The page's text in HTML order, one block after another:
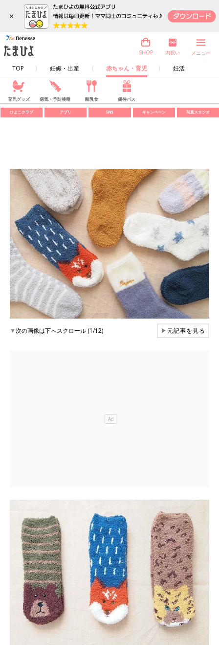
×
TOP 妊娠・出産 赤ちゃん・育児 妊活
SHOP 内祝い メニュー
育児グッズ 病気・予防接種 離乳食 優待パス
ひよこクラブ アプリ SNS キャンペーン 写真スタジオ
▼次の画像は下へスクロール (1/12) ▶元記事を見る